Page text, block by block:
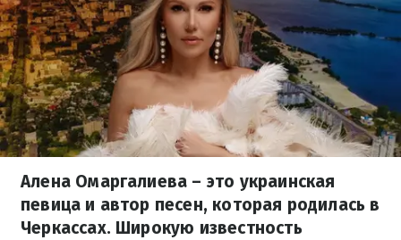
Алена Омаргалиева – это украинская
певица и автор песен, которая родилась в
Черкассах. Широкую известность